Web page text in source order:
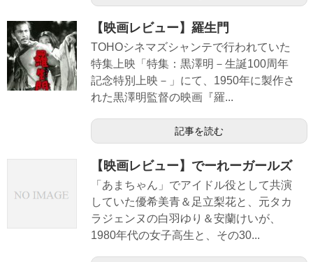
【映画レビュー】羅生門
TOHOシネマズシャンテで行われていた
特集上映「特集：黒澤明－生誕100周年
記念特別上映－」にて、1950年に製作さ
れた黒澤明監督の映画『羅...
記事を読む
【映画レビュー】でーれーガールズ
「あまちゃん」でアイドル役として共演
していた優希美青＆足立梨花と、元タカ
ラジェンヌの白羽ゆり＆安蘭けいが、
1980年代の女子高生と、その30...